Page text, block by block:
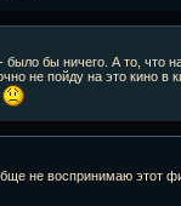
бы ничего. А то, что
не пойду на это кино в
не воспринимаю этот